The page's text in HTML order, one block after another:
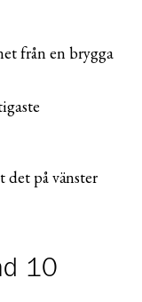
från en brygga
det på vänster
10